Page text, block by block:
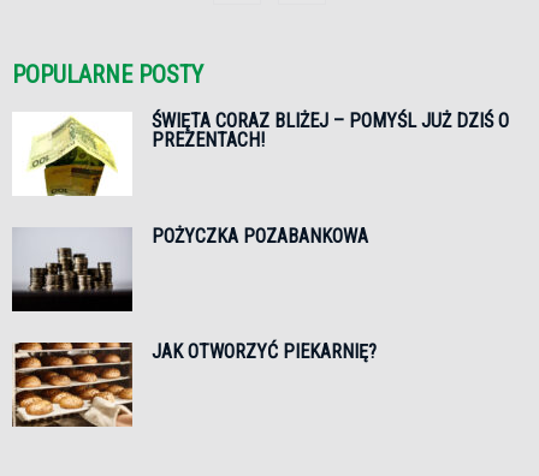
POPULARNE POSTY
ŚWIĘTA CORAZ BLIŻEJ – POMYŚL JUŻ DZIŚ O
PREZENTACH!
POŻYCZKA POZABANKOWA
JAK OTWORZYĆ PIEKARNIĘ?